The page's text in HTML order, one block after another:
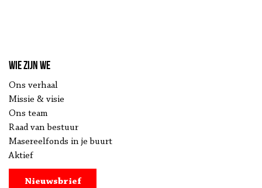
Wie zijn we
Ons verhaal
Missie & visie
Ons team
Raad van bestuur
Masereelfonds in je buurt
Aktief
Nieuwsbrief